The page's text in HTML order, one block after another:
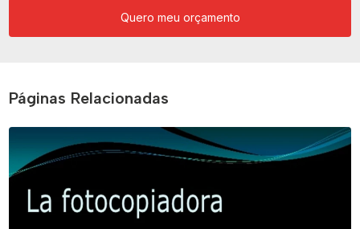
Quero meu orçamento
Páginas Relacionadas